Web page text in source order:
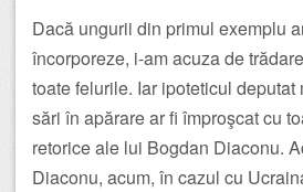
Dacă ungurii din primul exemplu
încorporeze, i-am acuza de
toate felurile. Iar ipoteticul deputat
sări în apărare ar fi împroşcat cu
retorice ale lui Bogdan Diaconu.
Diaconu, acum, în cazul cu